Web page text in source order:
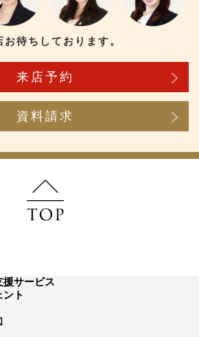
お待ちしております。
来店予約
資料請求
援サービス
ト